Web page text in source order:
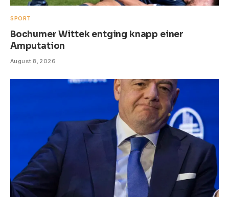
SPORT
Bochumer Wittek entging knapp einer
Amputation
August 8, 2026